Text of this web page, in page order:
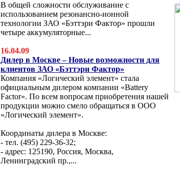
В общей сложности обслуживание с
использованием резонансно-ионной
технологии ЗАО «Бэттэри Фактор» прошли
четыре аккумуляторные...
16.04.09
Дилер в Москве – Новые возможности для
клиентов ЗАО «Бэттэри Фактор»
Компания «Логический элемент» стала
официальным дилером компании «Battery
Factor». По всем вопросам приобретения нашей
продукции можно смело обращаться в ООО
«Логический элемент».
Координаты дилера в Москве:
- тел. (495) 229-36-32;
- адрес: 125190, Россия, Москва,
Ленинградский пр.,...